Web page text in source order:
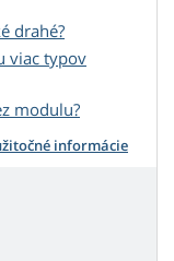
drahé?
viac typov
modulu?
informácie